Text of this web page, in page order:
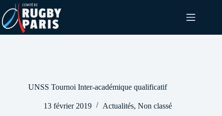
Passer
au
contenu
UNSS Tournoi Inter-académique qualificatif
13 février 2019 Actualités, Non classé